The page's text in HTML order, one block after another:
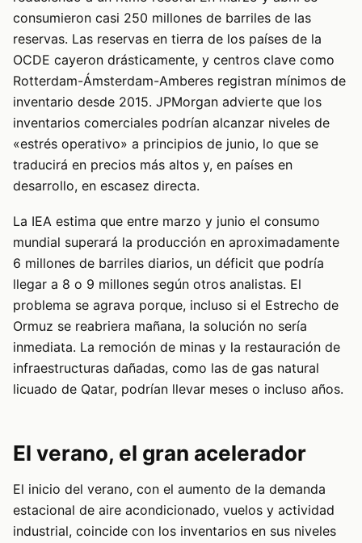
consumieron casi 250 millones de barriles de las
reservas. Las reservas en tierra de los países de la
OCDE cayeron drásticamente, y centros clave como
Rotterdam-Ámsterdam-Amberes registran mínimos de
inventario desde 2015. JPMorgan advierte que los
inventarios comerciales podrían alcanzar niveles de
«estrés operativo» a principios de junio, lo que se
traducirá en precios más altos y, en países en
desarrollo, en escasez directa.
La IEA estima que entre marzo y junio el consumo
mundial superará la producción en aproximadamente
6 millones de barriles diarios, un déficit que podría
llegar a 8 o 9 millones según otros analistas. El
problema se agrava porque, incluso si el Estrecho de
Ormuz se reabriera mañana, la solución no sería
inmediata. La remoción de minas y la restauración de
infraestructuras dañadas, como las de gas natural
licuado de Qatar, podrían llevar meses o incluso años.
El verano, el gran acelerador
El inicio del verano, con el aumento de la demanda
estacional de aire acondicionado, vuelos y actividad
industrial, coincide con los inventarios en sus niveles